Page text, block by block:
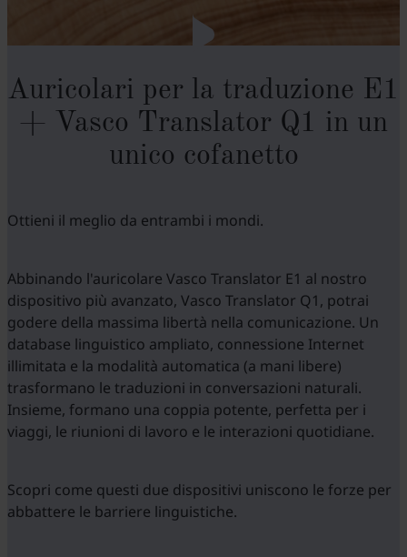
Auricolari per la traduzione E1
+ Vasco Translator Q1 in un
unico cofanetto
Ottieni il meglio da entrambi i mondi.
Abbinando l'auricolare Vasco Translator E1 al nostro
dispositivo più avanzato, Vasco Translator Q1, potrai
godere della massima libertà nella comunicazione. Un
database linguistico ampliato, connessione Internet
illimitata e la modalità automatica (a mani libere)
trasformano le traduzioni in conversazioni naturali.
Insieme, formano una coppia potente, perfetta per i
viaggi, le riunioni di lavoro e le interazioni quotidiane.
Scopri come questi due dispositivi uniscono le forze per
abbattere le barriere linguistiche.